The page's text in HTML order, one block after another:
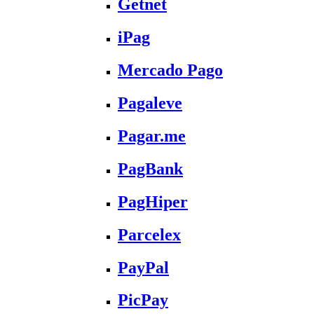
Getnet
iPag
Mercado Pago
Pagaleve
Pagar.me
PagBank
PagHiper
Parcelex
PayPal
PicPay